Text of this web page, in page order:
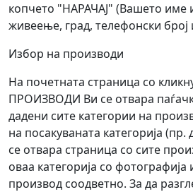
копчето "НАРАЧАЈ" (Вашето име
живеење, град, телефонски број
Избор на производи
На почетната страница со
ПРОИЗВОДИ Ви се отвара
дадени сите категории на
на посакуваната категорија (пр.
се отвара страница со сите
оваа категорија со фотографија
производ соодветно. За да